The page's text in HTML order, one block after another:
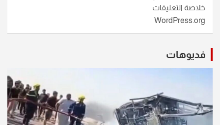
خلاصة التعليقات
WordPress.org
فديوهات